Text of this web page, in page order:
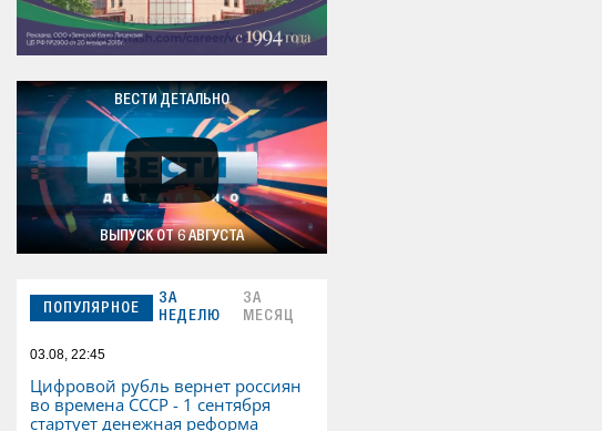
ВЕСТИ ДЕТАЛЬНО
ВЫПУСК ОТ 6 АВГУСТА
ПОПУЛЯРНОЕ
ЗА
НЕДЕЛЮ
ЗА
МЕСЯЦ
03.08, 22:45
Цифровой рубль вернет россиян
во времена СССР - 1 сентября
стартует денежная реформа